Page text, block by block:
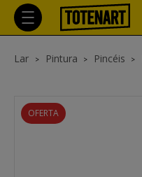
Lar Pintura Pincéis
OFERTA